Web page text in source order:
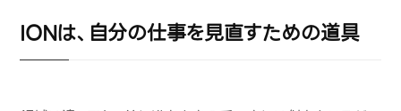
IONは、自分の仕事を見直すための道具